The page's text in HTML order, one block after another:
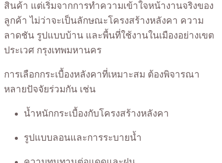
สินค้า แต่เริ่มจากการทำความเข้าใจหน้างานจริงของ
ลูกค้า ไม่ว่าจะเป็นลักษณะโครงสร้างหลังคา ความ
ลาดชัน รูปแบบบ้าน และพื้นที่ใช้งานในเมืองอย่างเขต
ประเวศ กรุงเทพมหานคร
การเลือกกระเบื้องหลังคาที่เหมาะสม ต้องพิจารณา
หลายปัจจัยร่วมกัน เช่น
น้ำหนักกระเบื้องกับโครงสร้างหลังคา
รูปแบบลอนและการระบายน้ำ